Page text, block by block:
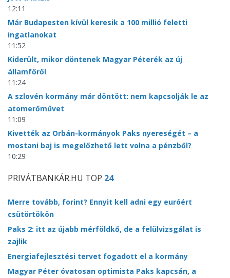
12:11
Már Budapesten kívül keresik a 100 millió feletti
ingatlanokat
11:52
Kiderült, mikor döntenek Magyar Péterék az új
államfőről
11:24
A szlovén kormány már döntött: nem kapcsolják le az
atomerőművet
11:09
Kivették az Orbán-kormányok Paks nyereségét – a
mostani baj is megelőzhető lett volna a pénzből?
10:29
PRIVÁTBANKÁR.HU TOP 24
Merre tovább, forint? Ennyit kell adni egy euróért
csütörtökön
Paks 2: itt az újabb mérföldkő, de a felülvizsgálat is
zajlik
Energiafejlesztési tervet fogadott el a kormány
Magyar Péter óvatosan optimista Paks kapcsán, a